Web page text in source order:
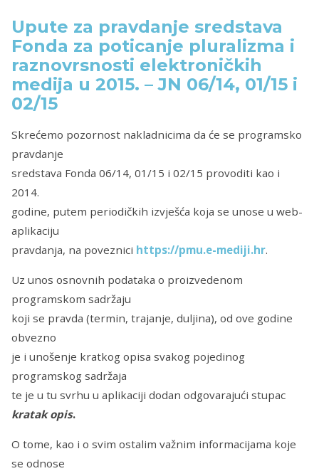
Upute za pravdanje sredstava
Fonda za poticanje pluralizma i
raznovrsnosti elektroničkih
medija u 2015. – JN 06/14, 01/15 i
02/15
Skrećemo pozornost nakladnicima da će se programsko
pravdanje
sredstava Fonda 06/14, 01/15 i 02/15 provoditi kao i
2014.
godine, putem periodičkih izvješća koja se unose u web-
aplikaciju
pravdanja, na poveznici https://pmu.e-mediji.hr.
Uz unos osnovnih podataka o proizvedenom
programskom sadržaju
koji se pravda (termin, trajanje, duljina), od ove godine
obvezno
je i unošenje kratkog opisa svakog pojedinog
programskog sadržaja
te je u tu svrhu u aplikaciji dodan odgovarajući stupac
kratak opis.
O tome, kao i o svim ostalim važnim informacijama koje
se odnose